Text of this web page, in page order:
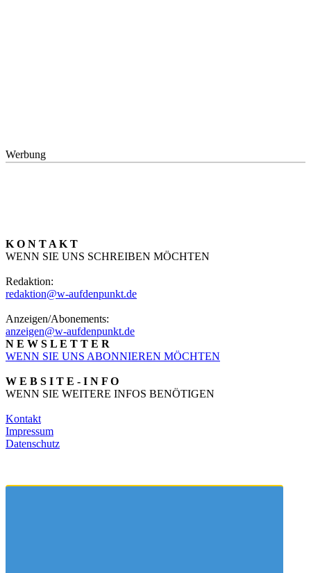
Werbung
K O N T A K T
WENN SIE UNS SCHREIBEN MÖCHTEN
Redaktion:
redaktion@w-aufdenpunkt.de
Anzeigen/Abonements:
anzeigen@w-aufdenpunkt.de
N E W S L E T T E R
WENN SIE UNS ABONNIEREN MÖCHTEN
W E B S I T E - I N F O
WENN SIE WEITERE INFOS BENÖTIGEN
Kontakt
Impressum
Datenschutz